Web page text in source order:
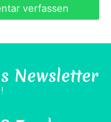
verfassen
Newsletter